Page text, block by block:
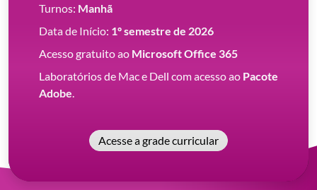
Turnos: Manhã
Data de Início: 1º semestre de 2026
Acesso gratuito ao Microsoft Office 365
Laboratórios de Mac e Dell com acesso ao Pacote
Adobe
Acesse a grade curricular